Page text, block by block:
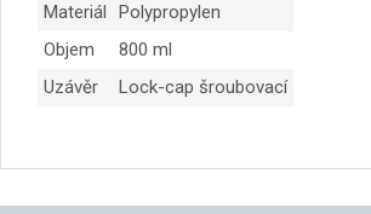
Materiál
Polypropylen
Objem
800 ml
Uzávěr
Lock-cap šroubovací